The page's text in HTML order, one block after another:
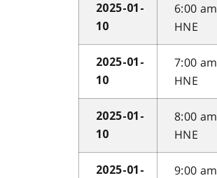
2025-01-
10
6:00 am
HNE
2025-01-
10
7:00 am
HNE
2025-01-
10
8:00 am
HNE
2025-01-
9:00 am